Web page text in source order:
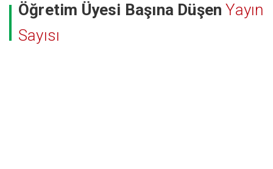
Öğretim Üyesi Başına DüşenYayın
Sayısı